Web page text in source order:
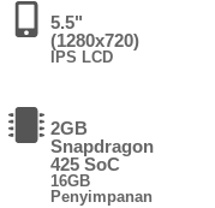
5.5"
(1280x720)
IPS LCD
2GB
Snapdragon
425 SoC
16GB
Penyimpanan